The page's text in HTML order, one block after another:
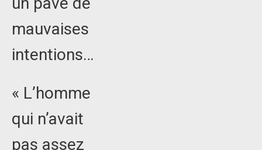
mauvaises
intentions…
« L’homme
qui n’avait
pas assez